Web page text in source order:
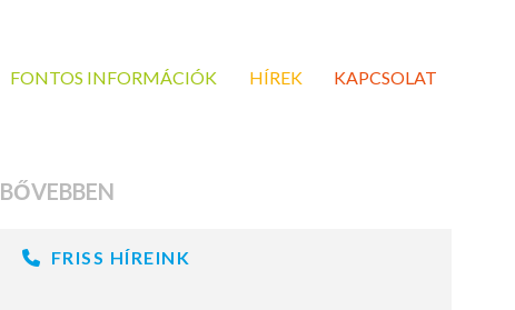
FONTOS INFORMÁCIÓK HÍREK KAPCSOLAT
BŐVEBBEN
FRISS HÍREINK